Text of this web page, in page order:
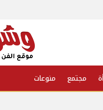
مجتمع منوعات